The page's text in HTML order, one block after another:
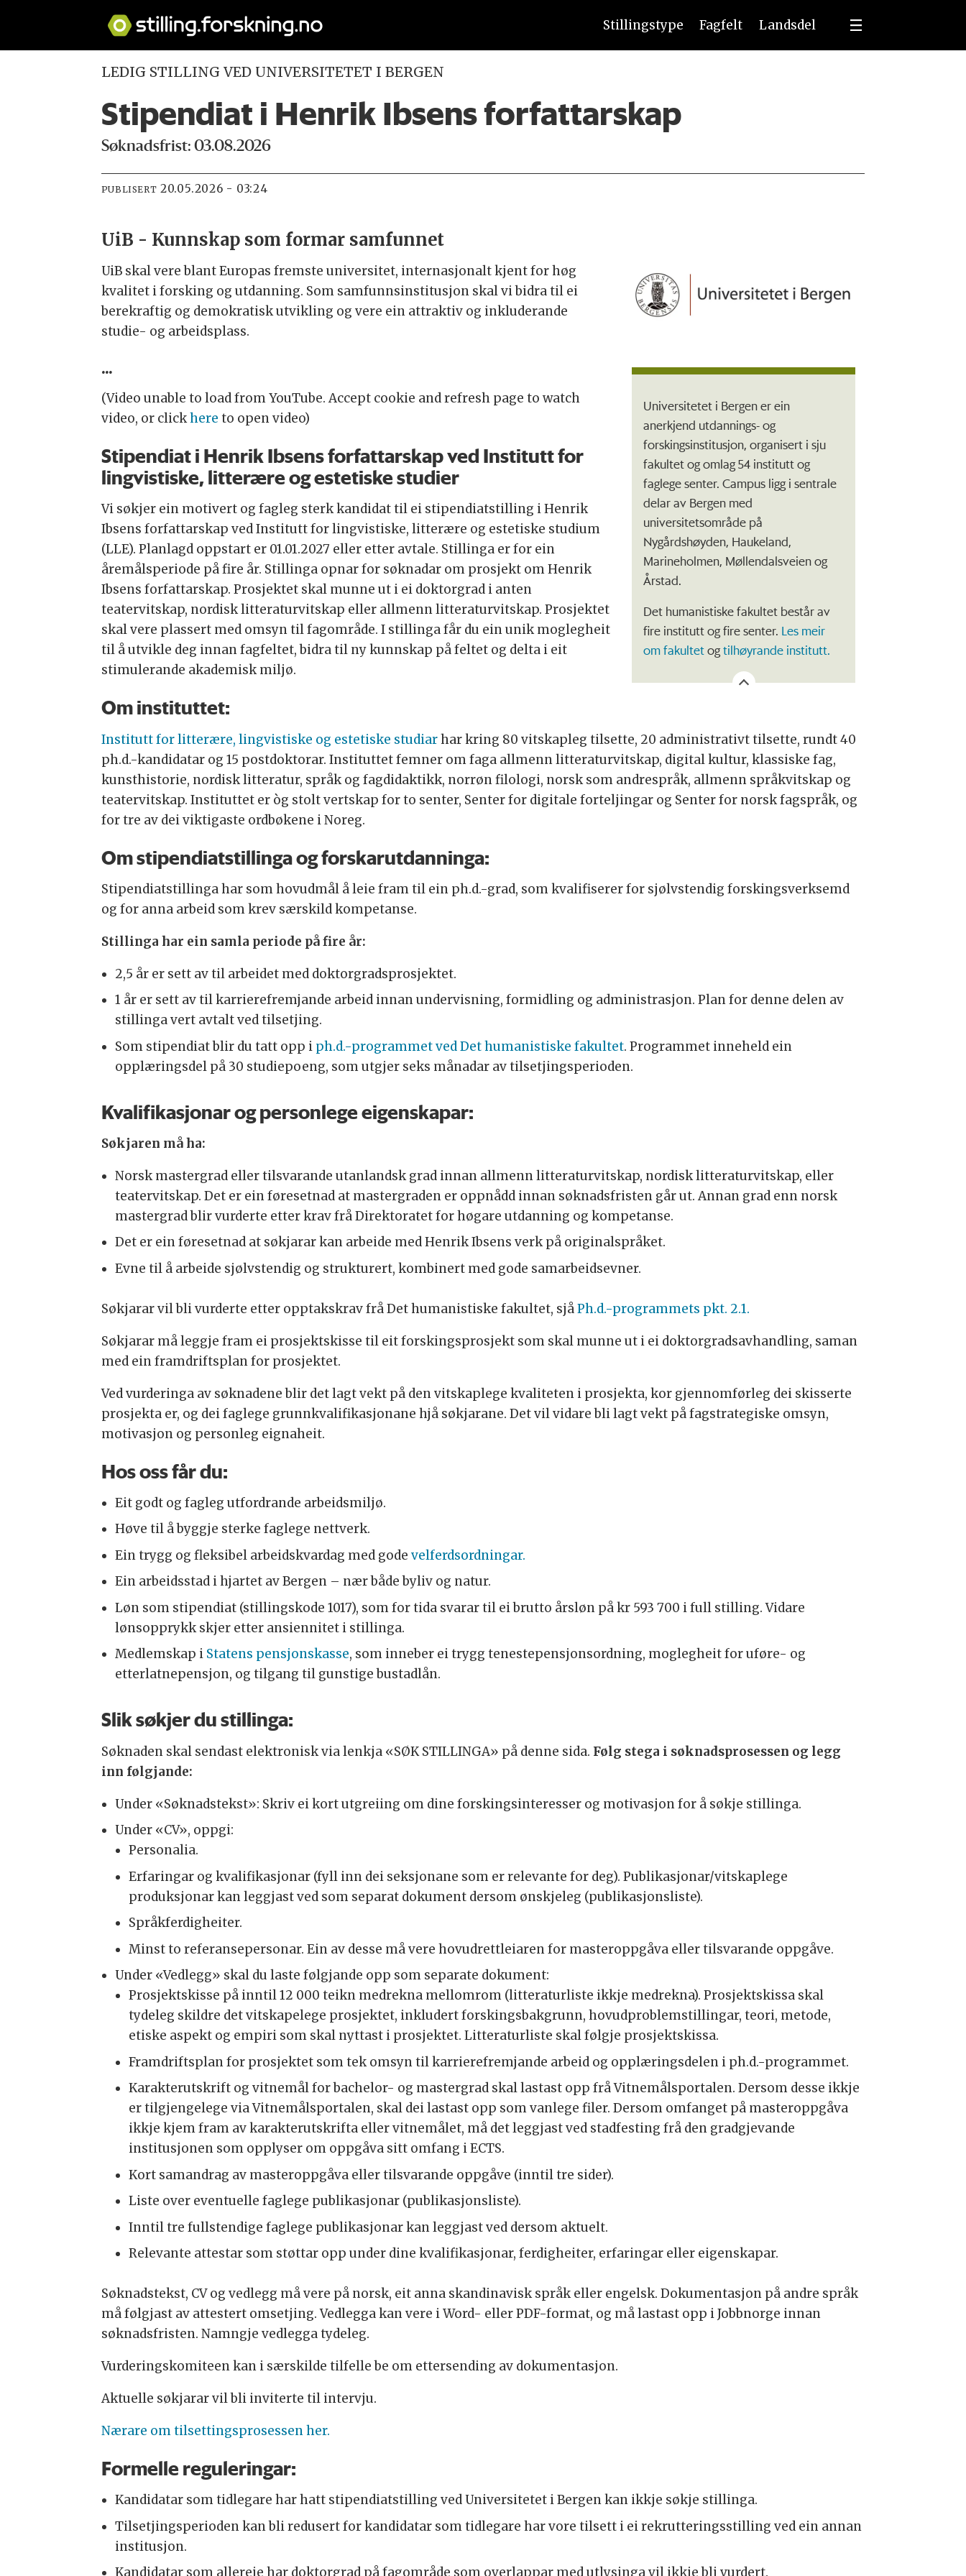
Stillingstype Fagfelt Landsdel
LEDIG STILLING VED UNIVERSITETET I BERGEN
Stipendiat i Henrik Ibsens forfattarskap
Søknadsfrist: 03.08.2026
PUBLISERT 20.05.2026 - 03:24
Universitetet i Bergen er ein
anerkjend utdannings- og
forskingsinstitusjon, organisert i sju
fakultet og omlag 54 institutt og
faglege senter. Campus ligg i sentrale
delar av Bergen med
universitetsområde på
Nygårdshøyden, Haukeland,
Marineholmen, Møllendalsveien og
Årstad.
Det humanistiske fakultet består av
fire institutt og fire senter. Les meir
om fakultetogtilhøyrande institutt.
UiB - Kunnskap som formar samfunnet
UiB skal vere blant Europas fremste universitet, internasjonalt kjent for høg
kvalitet i forsking og utdanning. Som samfunnsinstitusjon skal vi bidra til ei
berekraftig og demokratisk utvikling og vere ein attraktiv og inkluderande
studie- og arbeidsplass.
...
(Video unable to load from YouTube. Accept cookie and refresh page to watch
video, or clickhere to open video)
Stipendiat i Henrik Ibsens forfattarskap ved Institutt for
lingvistiske, litterære og estetiske studier
Vi søkjer ein motivert og fagleg sterk kandidat til ei stipendiatstilling i Henrik
Ibsens forfattarskap ved Institutt for lingvistiske, litterære og estetiske studium
(LLE). Planlagd oppstart er 01.01.2027 eller etter avtale. Stillinga er for ein
åremålsperiode på fire år. Stillinga opnar for søknadar om prosjekt om Henrik
Ibsens forfattarskap. Prosjektet skal munne ut i ei doktorgrad i anten
teatervitskap, nordisk litteraturvitskap eller allmenn litteraturvitskap. Prosjektet
skal vere plassert med omsyn til fagområde. I stillinga får du ein unik moglegheit
til å utvikle deg innan fagfeltet, bidra til ny kunnskap på feltet og delta i eit
stimulerande akademisk miljø.
Om instituttet:
Institutt for litterære, lingvistiske og estetiske studiarhar kring 80 vitskapleg tilsette, 20 administrativt tilsette, rundt 40
ph.d.-kandidatar og 15 postdoktorar. Instituttet femner om faga allmenn litteraturvitskap, digital kultur, klassiske fag,
kunsthistorie, nordisk litteratur, språk og fagdidaktikk, norrøn filologi, norsk som andrespråk, allmenn språkvitskap og
teatervitskap. Instituttet er òg stolt vertskap for to senter, Senter for digitale forteljingar og Senter for norsk fagspråk, og
for tre av dei viktigaste ordbøkene i Noreg.
Om stipendiatstillinga og forskarutdanninga:
Stipendiatstillinga har som hovudmål å leie fram til ein ph.d.-grad, som kvalifiserer for sjølvstendig forskingsverksemd
og for anna arbeid som krev særskild kompetanse.
Stillinga har ein samla periode på fire år:
2,5 år er sett av til arbeidet med doktorgradsprosjektet.
1 år er sett av til karrierefremjande arbeid innan undervisning, formidling og administrasjon. Plan for denne delen av
stillinga vert avtalt ved tilsetjing.
Som stipendiat blir du tatt opp i ph.d.-programmet ved Det humanistiske fakultet. Programmet inneheld ein
opplæringsdel på 30 studiepoeng, som utgjer seks månadar av tilsetjingsperioden.
Kvalifikasjonar og personlege eigenskapar:
Søkjaren må ha:
Norsk mastergrad eller tilsvarande utanlandsk grad innan allmenn litteraturvitskap, nordisk litteraturvitskap, eller
teatervitskap. Det er ein føresetnad at mastergraden er oppnådd innan søknadsfristen går ut. Annan grad enn norsk
mastergrad blir vurderte etter krav frå Direktoratet for høgare utdanning og kompetanse.
Det er ein føresetnad at søkjarar kan arbeide med Henrik Ibsens verk på originalspråket.
Evne til å arbeide sjølvstendig og strukturert, kombinert med gode samarbeidsevner.
Søkjarar vil bli vurderte etter opptakskrav frå Det humanistiske fakultet, sjåPh.d.-programmets pkt. 2.1.
Søkjarar må leggje fram ei prosjektskisse til eit forskingsprosjekt som skal munne ut i ei doktorgradsavhandling, saman
med ein framdriftsplan for prosjektet.
Ved vurderinga av søknadene blir det lagt vekt på den vitskaplege kvaliteten i prosjekta, kor gjennomførleg dei skisserte
prosjekta er, og dei faglege grunnkvalifikasjonane hjå søkjarane. Det vil vidare bli lagt vekt på fagstrategiske omsyn,
motivasjon og personleg eignaheit.
Hos oss får du:
Eit godt og fagleg utfordrande arbeidsmiljø.
Høve til å byggje sterke faglege nettverk.
Ein trygg og fleksibel arbeidskvardag med gode velferdsordningar.
Ein arbeidsstad i hjartet av Bergen – nær både byliv og natur.
Løn som stipendiat (stillingskode 1017), som for tida svarar til ei brutto årsløn på kr 593 700 i full stilling. Vidare
lønsopprykk skjer etter ansiennitet i stillinga.
Medlemskap i Statens pensjonskasse, som inneber ei trygg tenestepensjonsordning, moglegheit for uføre- og
etterlatnepensjon, og tilgang til gunstige bustadlån.
Slik søkjer du stillinga:
Søknaden skal sendast elektronisk via lenkja «SØK STILLINGA» på denne sida. Følg stega i søknadsprosessen og legg
inn følgjande:
Under «Søknadstekst»: Skriv ei kort utgreiing om dine forskingsinteresser og motivasjon for å søkje stillinga.
Under «CV», oppgi:
Personalia.
Erfaringar og kvalifikasjonar (fyll inn dei seksjonane som er relevante for deg). Publikasjonar/vitskaplege
produksjonar kan leggjast ved som separat dokument dersom ønskjeleg (publikasjonsliste).
Språkferdigheiter.
Minst to referansepersonar. Ein av desse må vere hovudrettleiaren for masteroppgåva eller tilsvarande oppgåve.
Under «Vedlegg» skal du laste følgjande opp som separate dokument:
Prosjektskisse på inntil 12 000 teikn medrekna mellomrom (litteraturliste ikkje medrekna). Prosjektskissa skal
tydeleg skildre det vitskapelege prosjektet, inkludert forskingsbakgrunn, hovudproblemstillingar, teori, metode,
etiske aspekt og empiri som skal nyttast i prosjektet. Litteraturliste skal følgje prosjektskissa.
Framdriftsplan for prosjektet som tek omsyn til karrierefremjande arbeid og opplæringsdelen i ph.d.-programmet.
Karakterutskrift og vitnemål for bachelor- og mastergrad skal lastast opp frå Vitnemålsportalen. Dersom desse ikkje
er tilgjengelege via Vitnemålsportalen, skal dei lastast opp som vanlege filer. Dersom omfanget på masteroppgåva
ikkje kjem fram av karakterutskrifta eller vitnemålet, må det leggjast ved stadfesting frå den gradgjevande
institusjonen som opplyser om oppgåva sitt omfang i ECTS.
Kort samandrag av masteroppgåva eller tilsvarande oppgåve (inntil tre sider).
Liste over eventuelle faglege publikasjonar (publikasjonsliste).
Inntil tre fullstendige faglege publikasjonar kan leggjast ved dersom aktuelt.
Relevante attestar som støttar opp under dine kvalifikasjonar, ferdigheiter, erfaringar eller eigenskapar.
Søknadstekst, CV og vedlegg må vere på norsk, eit anna skandinavisk språk eller engelsk. Dokumentasjon på andre språk
må følgjast av attestert omsetjing. Vedlegga kan vere i Word- eller PDF-format, og må lastast opp i Jobbnorge innan
søknadsfristen. Namngje vedlegga tydeleg.
Vurderingskomiteen kan i særskilde tilfelle be om ettersending av dokumentasjon.
Aktuelle søkjarar vil bli inviterte til intervju.
Nærare om tilsettingsprosessen her.
Formelle reguleringar:
Kandidatar som tidlegare har hatt stipendiatstilling ved Universitetet i Bergen kan ikkje søkje stillinga.
Tilsetjingsperioden kan bli redusert for kandidatar som tidlegare har vore tilsett i ei rekrutteringsstilling ved ein annan
institusjon.
Kandidatar som allereie har doktorgrad på fagområde som overlappar med utlysinga vil ikkje bli vurdert.